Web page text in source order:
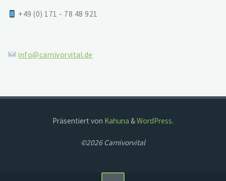
+49 (0) 171 - 78 48 921
info@carnivorvital.de
Präsentiert von Kahuna &WordPress.
©2026 Carnivorvital